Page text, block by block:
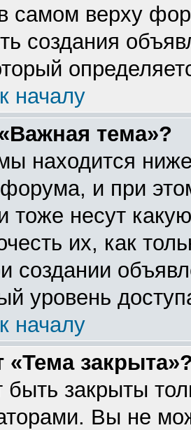
самом верху
создания
началу
тема»?
находится
и при
тоже несут
их, как
создании
уровень
началу
«Тема
быть закрыты
Вы не